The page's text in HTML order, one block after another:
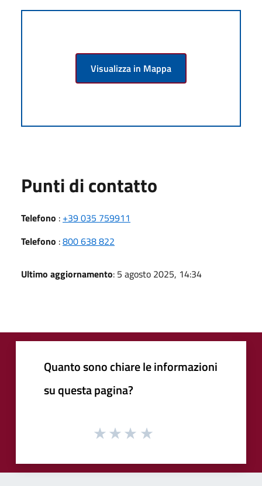
Visualizza in Mappa
Punti di contatto
Telefono : +39 035 759911
Telefono :800 638 822
Ultimo aggiornamento: 5 agosto 2025, 14:34
Quanto sono chiare le informazioni
su questa pagina?